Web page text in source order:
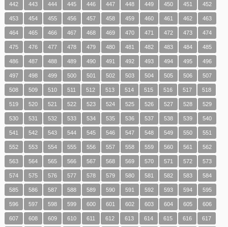
442 443 444 445 446 447 448 449 450 451 452
453 454 455 456 457 458 459 460 461 462 463
464 465 466 467 468 469 470 471 472 473 474
475 476 477 478 479 480 481 482 483 484 485
486 487 488 489 490 491 492 493 494 495 496
497 498 499 500 501 502 503 504 505 506 507
508 509 510 511 512 513 514 515 516 517 518
519 520 521 522 523 524 525 526 527 528 529
530 531 532 533 534 535 536 537 538 539 540
541 542 543 544 545 546 547 548 549 550 551
552 553 554 555 556 557 558 559 560 561 562
563 564 565 566 567 568 569 570 571 572 573
574 575 576 577 578 579 580 581 582 583 584
585 586 587 588 589 590 591 592 593 594 595
596 597 598 599 600 601 602 603 604 605 606
607 608 609 610 611 612 613 614 615 616 617